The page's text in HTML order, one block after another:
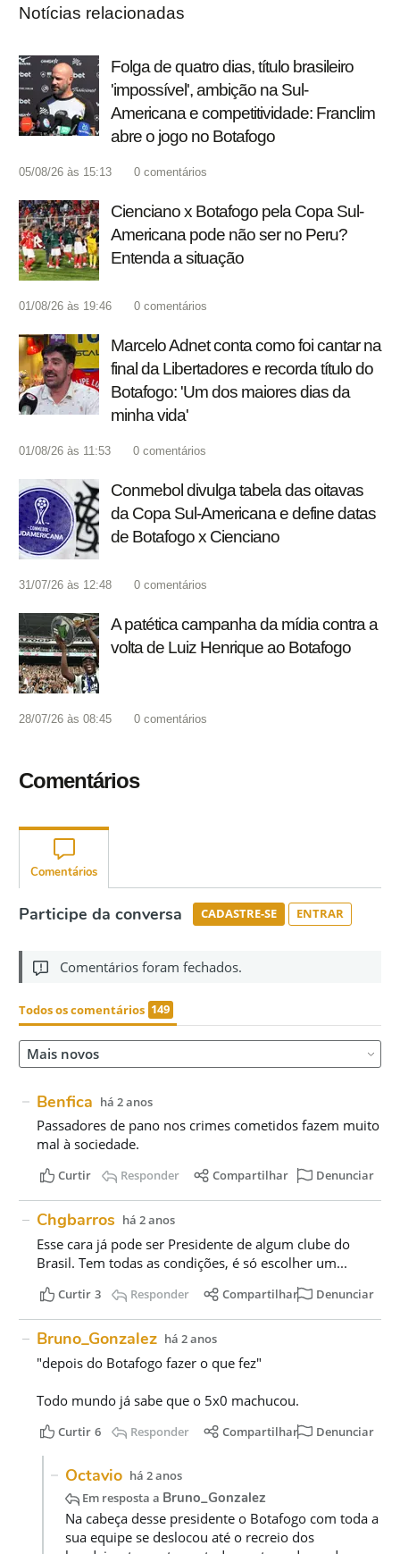
Notícias relacionadas
Folga de quatro dias, título brasileiro
'impossível', ambição na Sul-
Americana e competitividade: Franclim
abre o jogo no Botafogo
05/08/26 às 15:13 0 comentários
Cienciano x Botafogo pela Copa Sul-
Americana pode não ser no Peru?
Entenda a situação
01/08/26 às 19:46 0 comentários
Marcelo Adnet conta como foi cantar na
final da Libertadores e recorda título do
Botafogo: 'Um dos maiores dias da
minha vida'
01/08/26 às 11:53 0 comentários
Conmebol divulga tabela das oitavas
da Copa Sul-Americana e define datas
de Botafogo x Cienciano
31/07/26 às 12:48 0 comentários
A patética campanha da mídia contra a
volta de Luiz Henrique ao Botafogo
28/07/26 às 08:45 0 comentários
Comentários